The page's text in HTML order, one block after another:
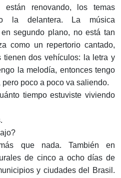
renovando, los temas
la delantera. La música
segundo plano, no está tan
como un repertorio cantado,
tienen dos vehículos: la letra y
la melodía, entonces tengo
poco a poco va saliendo.
tiempo estuviste viviendo
que nada. También en
de cinco a ocho días de
y ciudades del Brasil.